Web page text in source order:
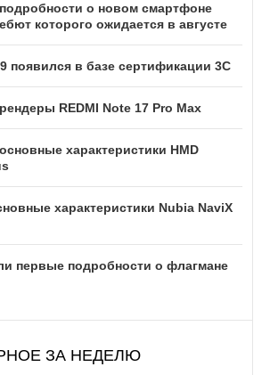
о новом смартфоне
которого ожидается в августе
появился в базе сертификации 3C
REDMI Note 17 Pro Max
характеристики HMD
характеристики Nubia NaviX
первые подробности о флагмане
ЗА НЕДЕЛЮ